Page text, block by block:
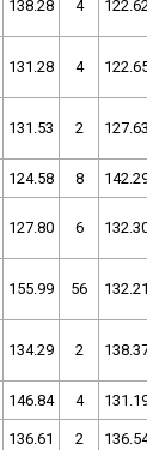
138.28 4 122.62
131.28 4 122.65
131.53 2 127.63
124.58 8 142.29
127.80 6 132.30
155.99 56 132.21
134.29 2 138.37
146.84 4 131.19
136.61 2 136.54